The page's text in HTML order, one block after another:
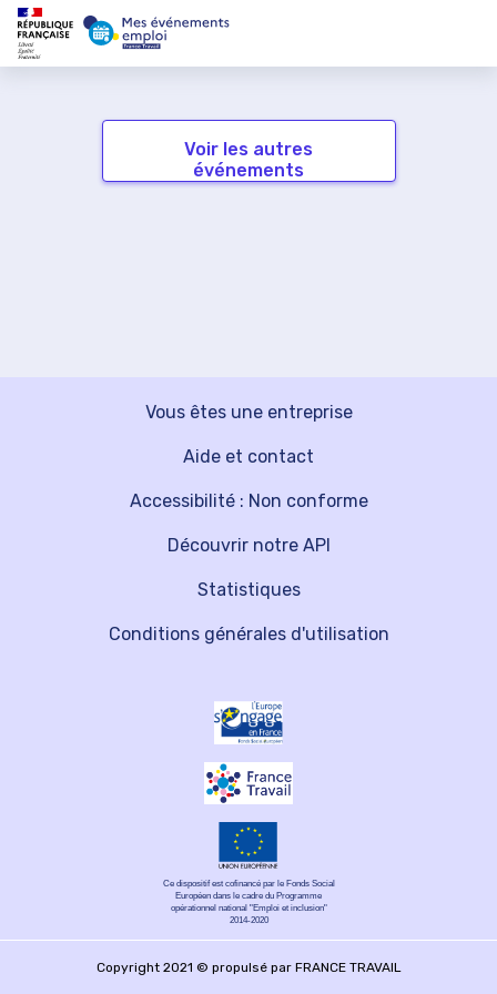
Voir les autres
événements
Vous êtes une entreprise
Découvrir notre API
Aide et contact
Statistiques
Accessibilité : Non conforme
Conditions générales d'utilisation
Ce dispositif est cofinancé par le Fonds Social
Européen dans le cadre du Programme
opérationnel national "Emploi et inclusion"
2014-2020
Copyright 2021 © propulsé par FRANCE TRAVAIL